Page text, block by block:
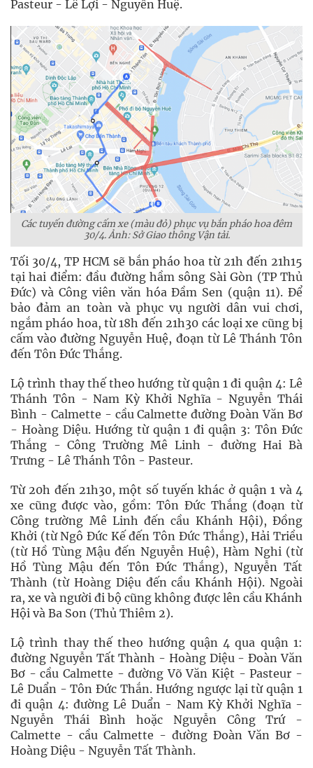
Pasteur - Lê Lợi - Nguyễn Huệ.
Các tuyến đường cấm xe (màu đỏ) phục vụ bắn pháo hoa đêm
30/4. Ảnh: Sở Giao thông Vận tải.
Tối 30/4, TP HCM sẽ bắn pháo hoa từ 21h đến 21h15
tại hai điểm: đầu đường hầm sông Sài Gòn (TP Thủ
Đức) và Công viên văn hóa Đầm Sen (quận 11). Để
bảo đảm an toàn và phục vụ người dân vui chơi,
ngắm pháo hoa, từ 18h đến 21h30 các loại xe cũng bị
cấm vào đường Nguyễn Huệ, đoạn từ Lê Thánh Tôn
đến Tôn Đức Thắng.
Lộ trình thay thế theo hướng từ quận 1 đi quận 4: Lê
Thánh Tôn - Nam Kỳ Khởi Nghĩa - Nguyễn Thái
Bình - Calmette - cầu Calmette đường Đoàn Văn Bơ
- Hoàng Diệu. Hướng từ quận 1 đi quận 3: Tôn Đức
Thắng - Công Trường Mê Linh - đường Hai Bà
Trưng - Lê Thánh Tôn - Pasteur.
Từ 20h đến 21h30, một số tuyến khác ở quận 1 và 4
xe cũng được vào, gồm: Tôn Đức Thắng (đoạn từ
Công trường Mê Linh đến cầu Khánh Hội), Đồng
Khởi (từ Ngô Đức Kế đến Tôn Đức Thắng), Hải Triều
(từ Hồ Tùng Mậu đến Nguyễn Huệ), Hàm Nghi (từ
Hồ Tùng Mậu đến Tôn Đức Thắng), Nguyễn Tất
Thành (từ Hoàng Diệu đến cầu Khánh Hội). Ngoài
ra, xe và người đi bộ cũng không được lên cầu Khánh
Hội và Ba Son (Thủ Thiêm 2).
Lộ trình thay thế theo hướng quận 4 qua quận 1:
đường Nguyễn Tất Thành - Hoàng Diệu - Đoàn Văn
Bơ - cầu Calmette - đường Võ Văn Kiệt - Pasteur -
Lê Duẩn - Tôn Đức Thắn. Hướng ngược lại từ quận 1
đi quận 4: đường Lê Duẩn - Nam Kỳ Khởi Nghĩa -
Nguyễn Thái Bình hoặc Nguyễn Công Trứ -
Calmette - cầu Calmette - đường Đoàn Văn Bơ -
Hoàng Diệu - Nguyễn Tất Thành.